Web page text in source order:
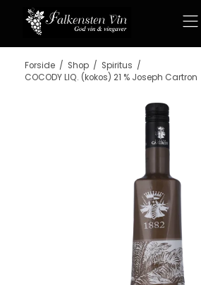
Forside / Shop / Spiritus /
COCODY LIQ. (kokos) 21 % Joseph Cartron